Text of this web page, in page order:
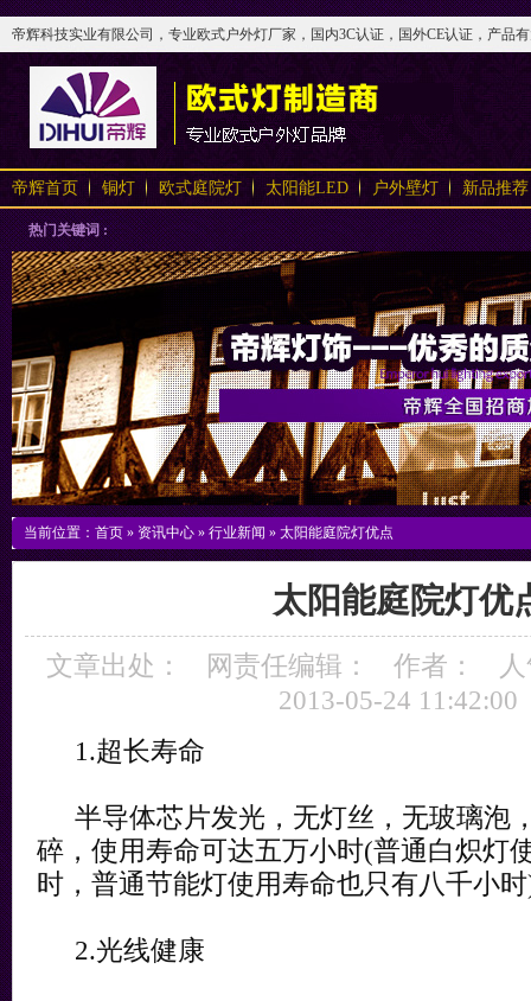
帝辉科技实业有限公司，专业欧式户外灯厂家，国内3C认证，国外CE认证，产
帝辉首页 铜灯 欧式庭院灯 太阳能LED 户外壁灯 新品推荐
热门关键词 :
当前位置： 首页 » 资讯中心 » 行业新闻 » 太阳能庭院灯优点
太阳能庭院灯优
文章出处： 网责任编辑： 作者：
2013-05-24 11:42:00
1.超长寿命
半导体芯片发光，无灯丝，无玻璃泡
碎，使用寿命可达五万小时(普通白炽灯
时，普通节能灯使用寿命也只有八千小
2.光线健康